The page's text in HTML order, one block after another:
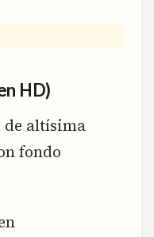
HD)
de altísima
fondo